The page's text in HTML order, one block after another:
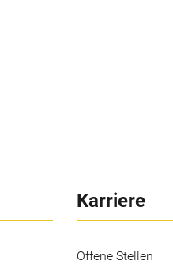
Karriere
Offene Stellen